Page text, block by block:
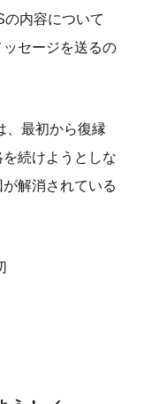
内容について
セージを送るの
、最初から復縁
続けようとしな
解消されている